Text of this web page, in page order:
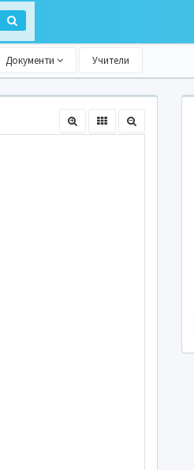
Документи Учители